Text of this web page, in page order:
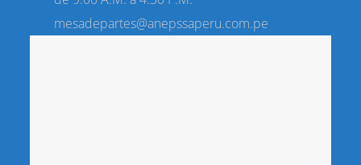
mesadepartes@anepssaperu.com.pe